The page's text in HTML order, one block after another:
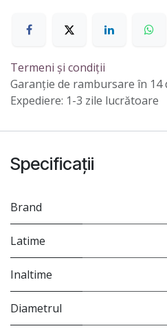
Termeni și condiții
Garanție de rambursare în 14
Expediere: 1-3 zile lucrătoare
Specificații
Brand
Latime
Inaltime
Diametrul